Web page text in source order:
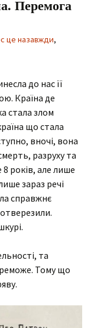
Перемога
це назавжди,
до нас її
Країна де
стала злом
що стала
вночі, вона
разруху та
років, але лише
зараз речі
справжнє
та
Тому що